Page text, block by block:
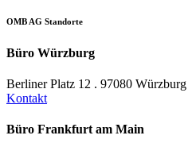
OMB AG Standorte
Büro Würzburg
Berliner Platz 12 . 97080 Würzburg
Kontakt
Büro Frankfurt am Main